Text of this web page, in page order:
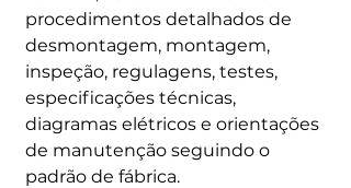
procedimentos detalhados de
desmontagem, montagem,
inspeção, regulagens, testes,
especificações técnicas,
diagramas elétricos e orientações
de manutenção seguindo o
padrão de fábrica.